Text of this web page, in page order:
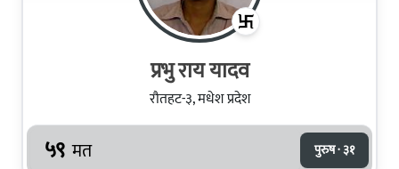
प्रभु राय यादव
रौतहट-३, मधेश प्रदेश
५९ मत पुरुष · ३१